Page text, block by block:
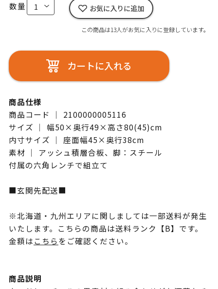
数量 お気に入りに追加
この商品は13人がお気に入りに登録しています。
カートに入れる
商品仕様
商品コード ｜ 2100000005116
サイズ ｜ 幅50×奥行49×高さ80(45)cm
内寸サイズ ｜ 座面幅45×奥行38cm
素材 ｜ アッシュ積層合板、脚：スチール
付属の六角レンチで組立て
■玄関先配送■
※北海道・九州エリアに関しましては一部送料が発生
いたします。こちらの商品は送料ランク【B】です。
金額はこちらをご確認ください。
商品説明